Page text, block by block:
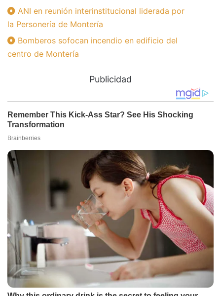
ANI en reunión interinstitucional liderada por
la Personería de Montería
Bomberos sofocan incendio en edificio del
centro de Montería
Publicidad